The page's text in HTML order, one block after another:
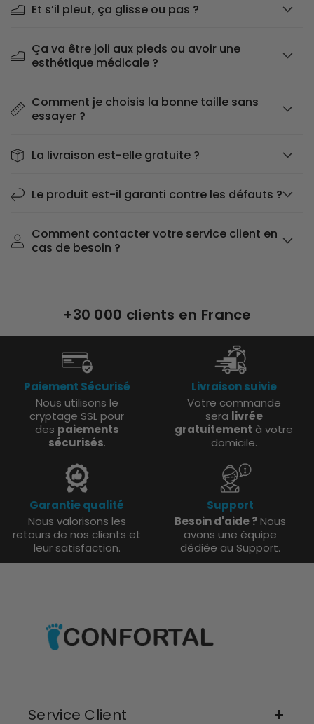
Et s’il pleut, ça glisse ou pas ?
Ça va être joli aux pieds ou avoir une
esthétique médicale ?
Comment je choisis la bonne taille sans
essayer ?
La livraison est-elle gratuite ?
Le produit est-il garanti contre les défauts ?
Comment contacter votre service client en
cas de besoin ?
+30 000 clients en France
Paiement Sécurisé
Nous utilisons le
cryptage SSL pour
des paiements
sécurisés.
Livraison suivie
Votre commande
sera livrée
gratuitement à votre
domicile.
Garantie qualité
Nous valorisons les
retours de nos clients et
leur satisfaction.
Support
Besoin d'aide ?Nous
avons une équipe
dédiée au Support.
Service Client